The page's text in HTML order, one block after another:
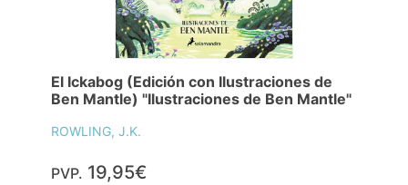
El Ickabog (Edición con Ilustraciones de
Ben Mantle) "Ilustraciones de Ben Mantle"
ROWLING, J.K.
PVP. 19,95€